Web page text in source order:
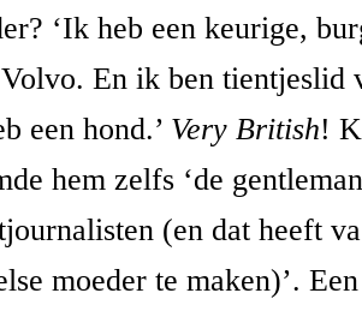
‘Ik heb een keurige,
En ik ben tientjeslid
een hond.’ Very British!
hem zelfs ‘de
(en dat heeft
moeder te maken)’.